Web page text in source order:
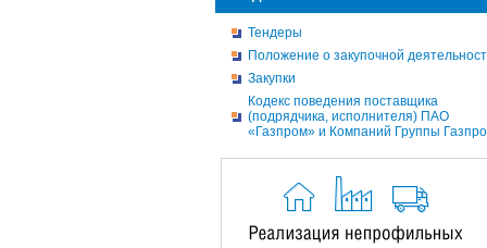
Тендеры
Положение о закупочной
Закупки
Кодекс поведения поставщика
(подрядчика, исполнителя) ПАО
«Газпром» и Компаний Группы